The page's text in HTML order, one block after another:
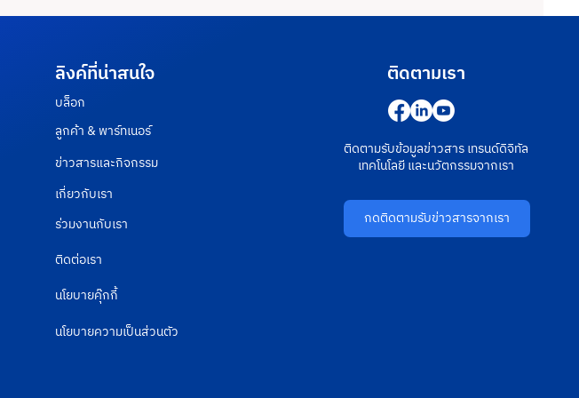
ลิงค์ที่น่าสนใจ
บล็อก
ลูกค้า & พาร์ทเนอร์
ข่าวสารและกิจกรรม
เกี่ยวกับเรา
ร่วมงานกับเรา
ติดต่อเรา
นโยบายคุ๊กกี้
นโยบายความเป็นส่วนตัว
ติดตามเรา
ติดตามรับข้อมูลข่าวสาร เทรนด์ดิจิทัล
เทคโนโลยี และนวัตกรรมจากเรา
กดติดตามรับข่าวสารจากเรา